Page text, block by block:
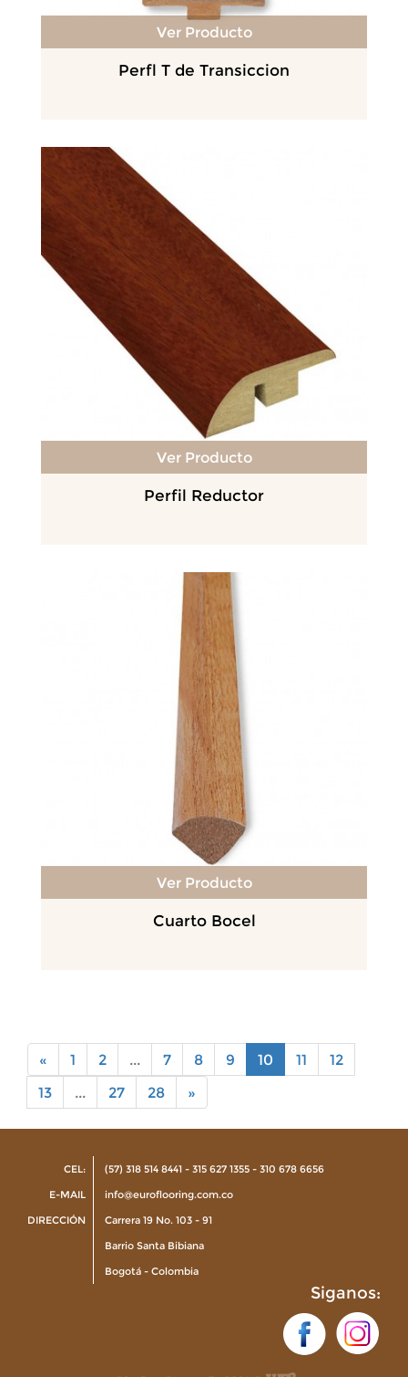
Perfl T de Transiccion
Ver Producto
Perfil Reductor
Ver Producto
Cuarto Bocel
Ver Producto
« 1 2 ... 7 8 9 10 11
12
13
... 27 28 »
CEL:
E-MAIL
DIRECCIÓN
(57) 318 514 8441 - 315 627 1355 - 310 678 6656
info@euroflooring.com.co
Carrera 19 No. 103 - 91
Barrio Santa Bibiana
Bogotá - Colombia
Siganos: